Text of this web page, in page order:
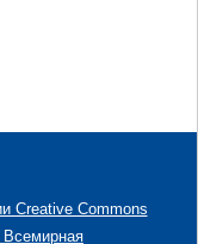
Creative Commons
Всемирная